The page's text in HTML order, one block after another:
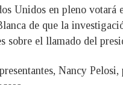
Unidos en pleno
de que la
sobre el llamado del
Nancy